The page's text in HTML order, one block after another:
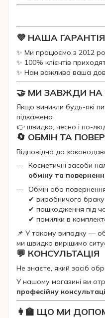
💜 НАША ГАРАНТІЯ
✨ Ми працюємо з 2012
✨ 100% клієнтів
✨ Нам важлива ваша
🤝 МИ ЗАВЖДИ НА
Якщо виникли будь-які
підкажемо
👉 швидко, чесно і по-
🔄 ОБМІН ТА
Відповідно до
Косметичні засоби
обміну та
Обмін або
✔ виробничого браку
✔ пошкодження під
✔ помилки в
📌 У такому випадку —
ми швидко вирішимо
💬 КОНСУЛЬТАЦІЯ
Не знаєте, який засіб
У нашому магазині ви
професійну
👩‍🏫 ЩО МИ